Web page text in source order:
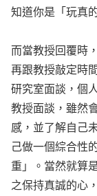
知道你是「玩真
而當教授回覆時
再跟教授敲定時
研究室面談，個
教授面談，雖然
感，並了解自己
己做一個綜合性
重」。當然就算
之保持真誠的心